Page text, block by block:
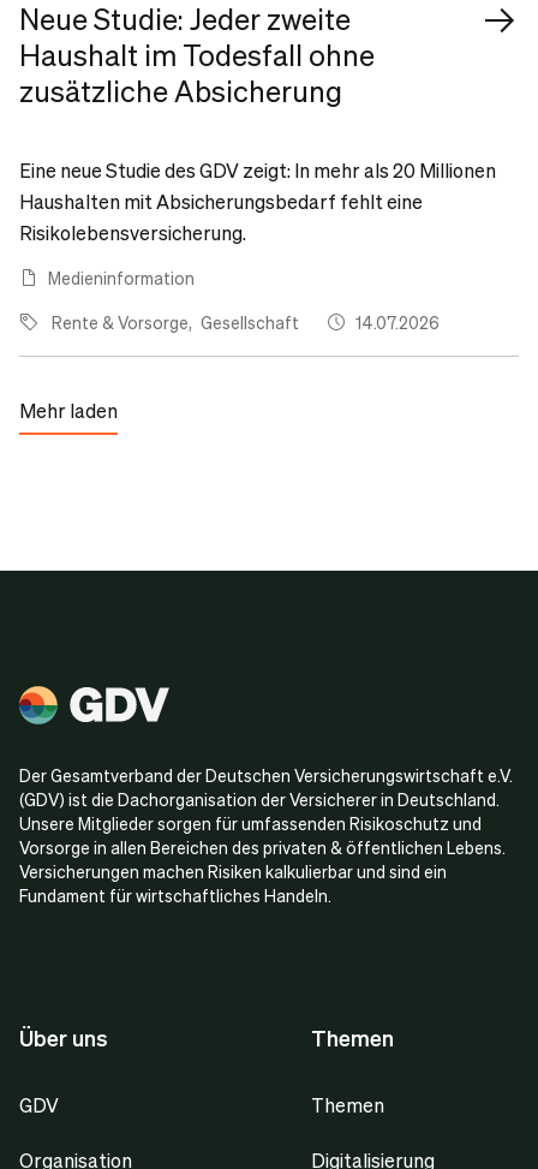
Neue Studie: Jeder zweite
Haushalt im Todesfall ohne
zusätzliche Absicherung
Eine neue Studie des GDV zeigt: In mehr als 20 Millionen
Haushalten mit Absicherungsbedarf fehlt eine
Risikolebensversicherung.
Medieninformation
Rente & Vorsorge Gesellschaft 14.07.2026
Mehr laden
Der Gesamtverband der Deutschen Versicherungswirtschaft e.V.
(GDV) ist die Dachorganisation der Versicherer in Deutschland.
Unsere Mitglieder sorgen für umfassenden Risikoschutz und
Vorsorge in allen Bereichen des privaten & öffentlichen Lebens.
Versicherungen machen Risiken kalkulierbar und sind ein
Fundament für wirtschaftliches Handeln.
Über uns
GDV
Organisation
Themen
Themen
Digitalisierung